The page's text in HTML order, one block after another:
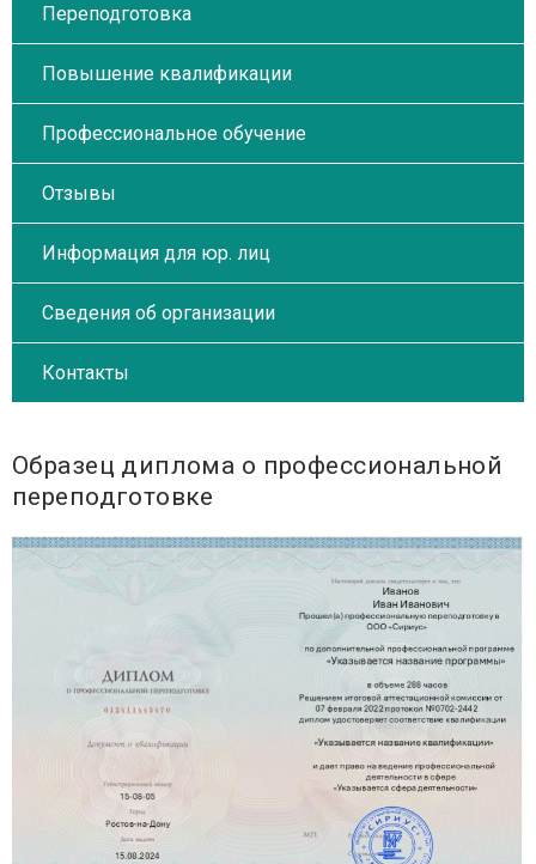
Переподготовка
Повышение квалификации
Профессиональное обучение
Отзывы
Информация для юр. лиц
Сведения об организации
Контакты
Образец диплома о профессиональной
переподготовке